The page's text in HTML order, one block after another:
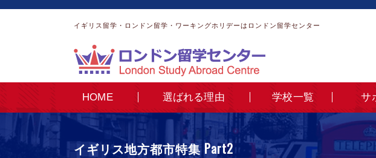
イギリス留学・ロンドン留学・ワーキングホリデーはロンドン留学センター
HOME 選ばれる理由 学校一覧 サ
イギリス地方都市特集 Part2